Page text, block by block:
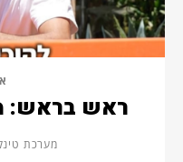
ראש בראש:
מערכת